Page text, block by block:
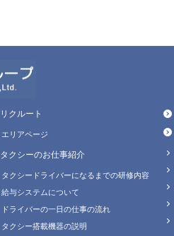
リクルート
エリアページ
タクシーのお仕事紹介
タクシードライバーになるまでの研修内容
給与システムについて
ドライバーの一日の仕事の流れ
タクシー搭載機器の説明